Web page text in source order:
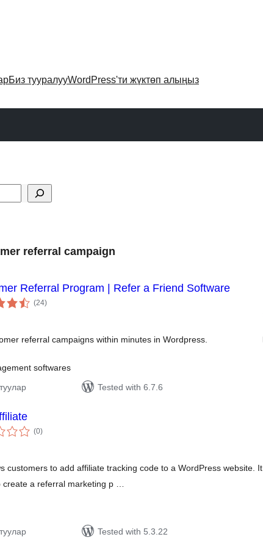
Биз тууралууWordPress'ти жүктөп алыңыз
referral campaign
Referral Program | Refer a Friend Software
(24total
ratings
)
referral campaigns within minutes in Wordpress.
softwares
Tested with 6.7.6
(0total
ratings
)
customers to add affiliate tracking code to a WordPress website. It
a referral marketing p …
Tested with 5.3.22